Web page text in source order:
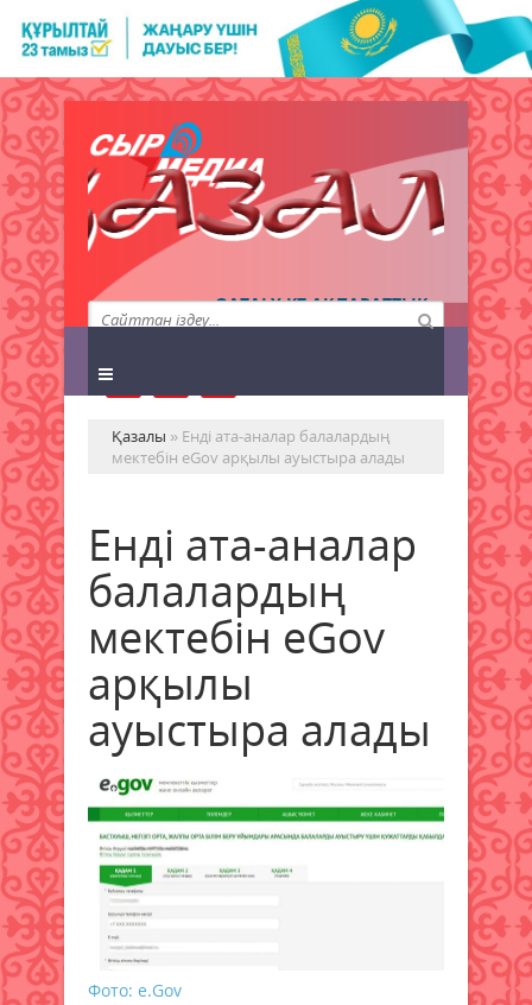
QAZALY.KZ АҚПАРАТТЫҚ
АГЕНТТІГІ
Қазалы » Енді ата-аналар балалардың
мектебін eGov арқылы ауыстыра алады
Енді ата-аналар
балалардың
мектебін eGov
арқылы
ауыстыра алады
Фото: e.Gov